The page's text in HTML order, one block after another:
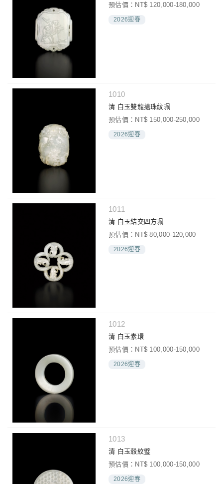
預估價：NT$ 120,000-180,000
2026迎春
1010
清 白玉雙龍搶珠紋珮
預估價：NT$ 150,000-250,000
2026迎春
1011
清 白玉結交四方珮
預估價：NT$ 80,000-120,000
2026迎春
1012
清 白玉素環
預估價：NT$ 100,000-150,000
2026迎春
1013
清 白玉穀紋璧
預估價：NT$ 100,000-150,000
2026迎春